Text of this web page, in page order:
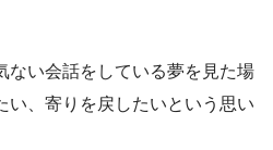
ない会話をしている夢を見た場
い、寄りを戻したいという思い